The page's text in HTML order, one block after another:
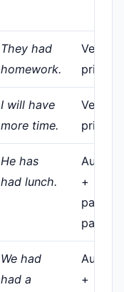
They had
homework.
Verbe
I will have
more time.
Verbe
He has
had lunch.
+
passé
We had
had a
+